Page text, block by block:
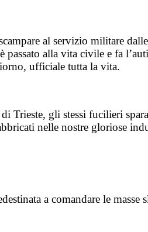
al servizio militare
alla vita civile e fa
ufficiale tutta la vita.
Trieste, gli stessi fucilieri
nelle nostre gloriose
a comandare le masse